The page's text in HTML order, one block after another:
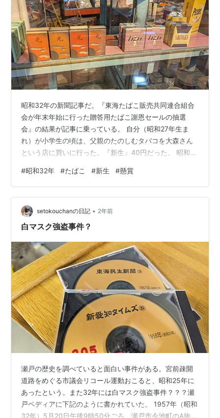
昭和32年の新聞記事だ。『東海たばこ販売共同連合組合
会が年末年始に行った贈答用たばこ謝恩セールの抽選
会』の結果が記事に乗っている。 自分（昭和27年生ま
れ）が小学生の頃は、父親のたのしむタバコを大森さん
という店に買いに行った。『新生』40円だった。 昭和の
たはず。指定されたそれなりの業者（店）だけが販売で
きた。タバコを製造販売していたのは、昔は大蔵省、そ
の後、専売公社になった。小売店が公社から卸してもら
い販売する。 抽選会は、タバコの販売促進のために東海
たばこ販売協同組合が年末年始に行った抽選だ。名古屋
#昭和32年 #たばこ #新生 #懸賞
setokouchanの日記 • 2年前
白マスク強盗事件？
瀬戸の歴史を調べていると面白い事件がある。宮前疎開
道路をめぐる市議会リコール運動おこると、昭和25年に
あったという。また32年には白マスク強盗事件？？？瀬
戸ペディアに下記のように書かれていた。 1957年（昭和
32年）5月20日午後9時50分ごろ、瀬戸市今池町のA旅館